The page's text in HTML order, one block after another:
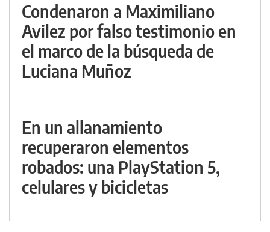
Condenaron a Maximiliano
Avilez por falso testimonio en
el marco de la búsqueda de
Luciana Muñoz
En un allanamiento
recuperaron elementos
robados: una PlayStation 5,
celulares y bicicletas